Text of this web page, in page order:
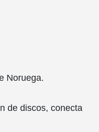
Noruega.
de discos, conecta